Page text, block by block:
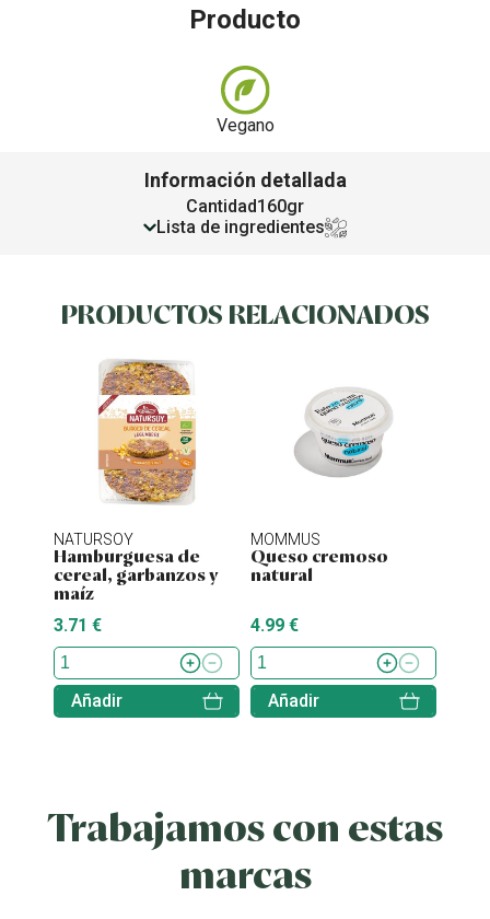
Producto
Vegano
Información detallada
Cantidad160gr
Lista de ingredientes
PRODUCTOS RELACIONADOS
NATURSOY
Hamburguesa de
cereal, garbanzos y
maíz
3.71 €
Añadir
MOMMUS
Queso cremoso
natural
4.99 €
Añadir
Trabajamos con estas
marcas